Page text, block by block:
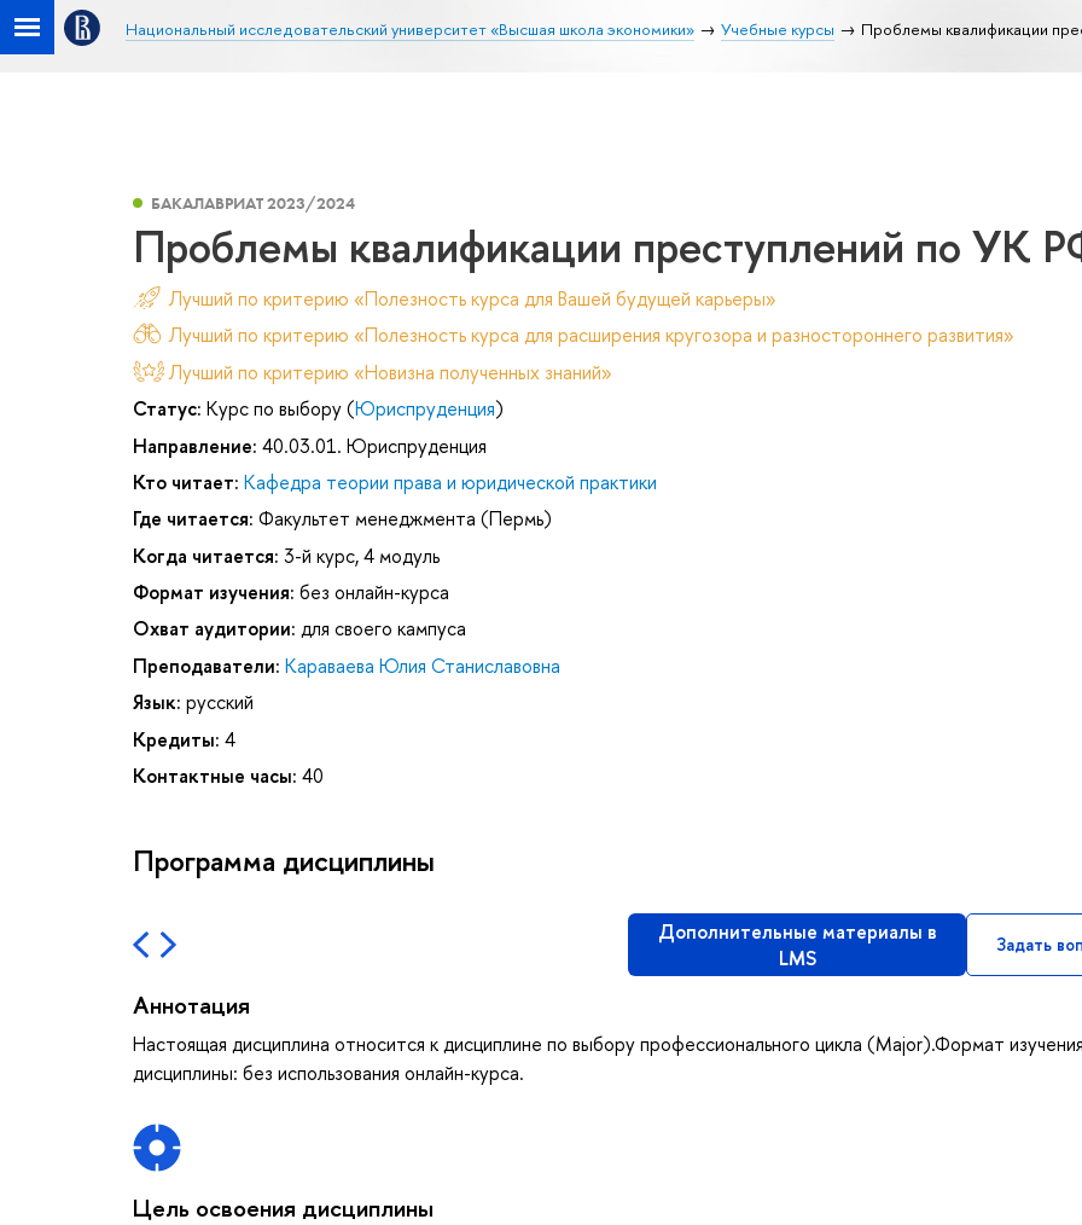
Национальный исследовательский университет «Высшая школа экономики» Учебные курсы Проблемы квалификации
БАКАЛАВРИАТ 2023/2024
Проблемы квалификации преступлений по УК
Лучший по критерию «Полезность курса для Вашей будущей карьеры»
Лучший по критерию «Полезность курса для расширения кругозора и разностороннего развития»
Лучший по критерию «Новизна полученных знаний»
Статус: Курс по выбору (Юриспруденция)
Направление: 40.03.01. Юриспруденция
Кто читает: Кафедра теории права и юридической практики
Где читается: Факультет менеджмента (Пермь)
Когда читается: 3-й курс, 4 модуль
Формат изучения: без онлайн-курса
Охват аудитории: для своего кампуса
Преподаватели: Караваева Юлия Станиславовна
Язык: русский
Кредиты: 4
Контактные часы: 40
Программа дисциплины
Дополнительные материалы в
LMS
Задать
Аннотация
Настоящая дисциплина относится к дисциплине по выбору профессионального цикла (Major).Формат
дисциплины: без использования онлайн-курса.
Цель освоения дисциплины